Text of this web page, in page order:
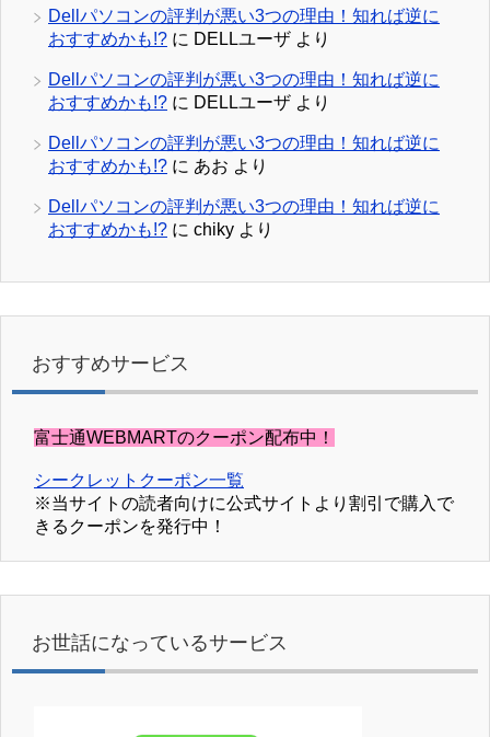
Dellパソコンの評判が悪い3つの理由！知れば逆に
おすすめかも!? に DELLユーザ より
Dellパソコンの評判が悪い3つの理由！知れば逆に
おすすめかも!? に DELLユーザ より
Dellパソコンの評判が悪い3つの理由！知れば逆に
おすすめかも!? に あお より
Dellパソコンの評判が悪い3つの理由！知れば逆に
おすすめかも!? に chiky より
おすすめサービス
富士通WEBMARTのクーポン配布中！
シークレットクーポン一覧
※当サイトの読者向けに公式サイトより割引で購入で
きるクーポンを発行中！
お世話になっているサービス